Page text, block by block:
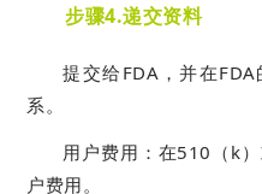
步骤4.递交资料
提交给FDA，并在
系。
用户费用：在510（k
户费用。